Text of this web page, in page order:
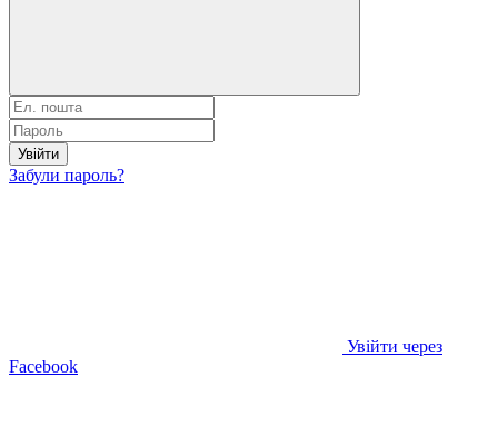
Увійти
Забули пароль?
Увійти через
Facebook